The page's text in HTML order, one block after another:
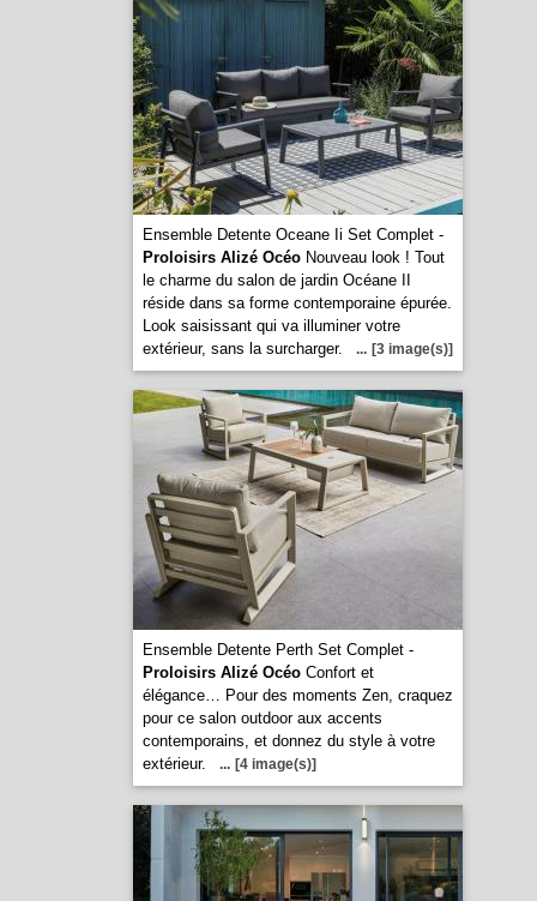
Ensemble Detente Oceane Ii Set Complet -
Proloisirs Alizé OcéoNouveau look ! Tout
le charme du salon de jardin Océane II
réside dans sa forme contemporaine épurée.
Look saisissant qui va illuminer votre
extérieur, sans la surcharger.
... [3 image(s)]
Ensemble Detente Perth Set Complet -
Proloisirs Alizé OcéoConfort et
élégance… Pour des moments Zen, craquez
pour ce salon outdoor aux accents
contemporains, et donnez du style à votre
extérieur.
... [4 image(s)]